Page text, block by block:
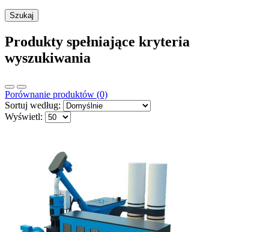
Produkty spełniające kryteria
wyszukiwania
Porównanie produktów (0)
Sortuj według:
Wyświetl: